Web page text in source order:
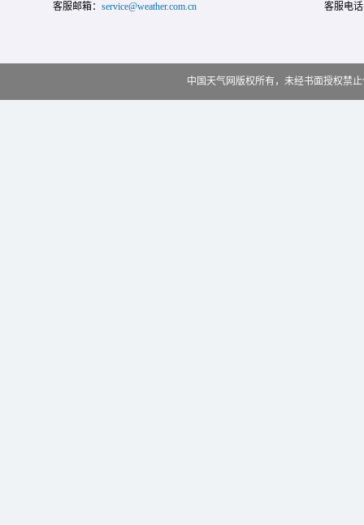
客服邮箱： service@weather.com.cn 客服电
中国天气网版权所有，未经书面授权